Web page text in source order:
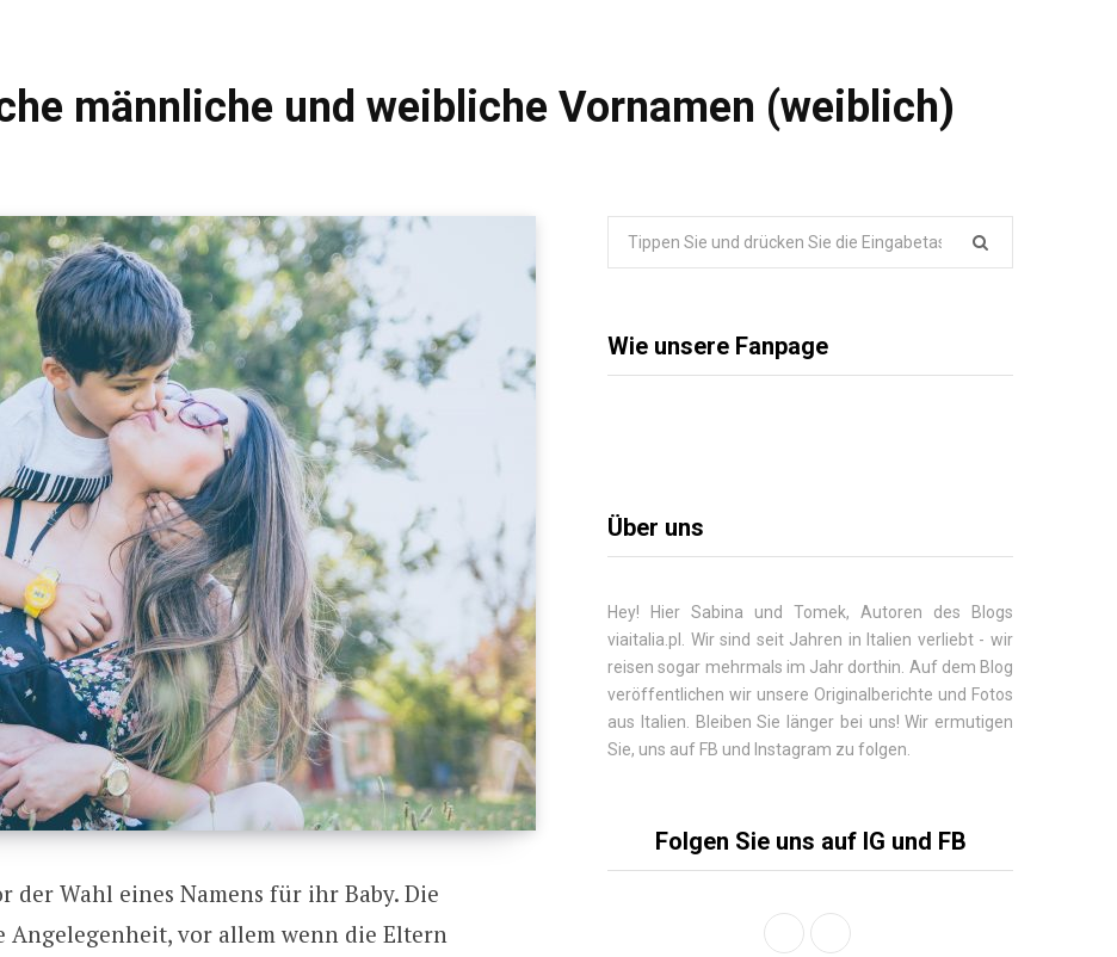
männliche und weibliche Vornamen (weiblich)
der Wahl eines Namens für ihr Baby. Die
Angelegenheit, vor allem wenn die Eltern
Wie unsere Fanpage
Über uns
Hey! Hier Sabina und Tomek, Autoren des Blogs
viaitalia.pl. Wir sind seit Jahren in Italien verliebt - wir
reisen sogar mehrmals im Jahr dorthin. Auf dem Blog
veröffentlichen wir unsere Originalberichte und Fotos
aus Italien. Bleiben Sie länger bei uns! Wir ermutigen
Sie, uns auf FB und Instagram zu folgen.
Folgen Sie uns auf IG und FB